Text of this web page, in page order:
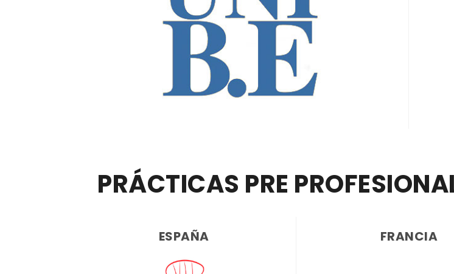
PRÁCTICAS PRE
ESPAÑA FRANCIA